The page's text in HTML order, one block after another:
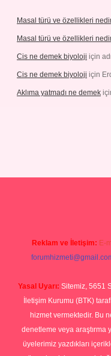
Masal türü ve özellikleri
Masal türü ve özellikleri
Cis ne demek biyoloji için
Cis ne demek biyoloji için
Aklıma yatmadı ne demek
Reklam ve İletişim: E-
Yasal Uyarı: Sitemiz, 5651
İletişim Kurumu (BTK)
hizmet vermektedir. Bu
denetleme veya araştırma
üyelerimiz yazdıkları